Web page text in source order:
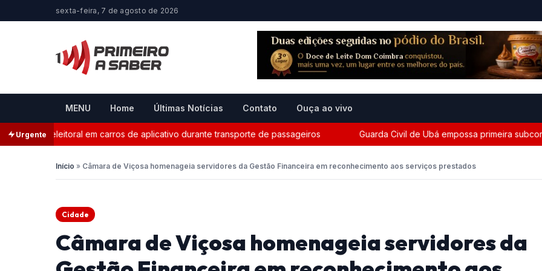
sexta-feira, 7 de agosto de 2026
MENU Home Últimas Notícias Contato Ouça ao vivo
Urgente
eleitoral em carros de aplicativo durante transporte de passageiros Guarda Civil de Ubá empossa primeira
Início » Câmara de Viçosa homenageia servidores da Gestão Financeira em reconhecimento aos serviços prestados
Cidade
Câmara de Viçosa homenageia servidores da